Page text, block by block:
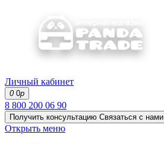
Личный кабинет
0 0р
8 800 200 06 90
Получить консультацию Связаться с нами
Открыть меню